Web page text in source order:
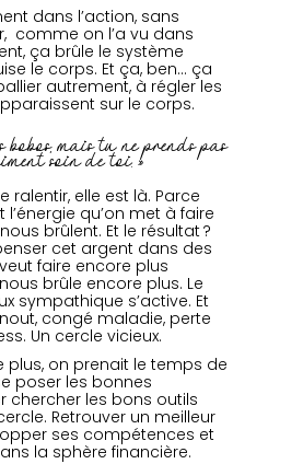
dans l’action, sans
comme on l’a vu dans
ça brûle le système
le corps. Et ça, ben… ça
autrement, à régler les
sur le corps.
bobos, mais tu ne prends pas
soin de toi. »
ralentir, elle est là. Parce
qu’on met à faire
brûlent. Et le résultat ?
cet argent dans des
faire encore plus
brûle encore plus. Le
sympathique s’active. Et
congé maladie, perte
Un cercle vicieux.
plus, on prenait le temps de
poser les bonnes
chercher les bons outils
Retrouver un meilleur
ses compétences et
la sphère financière.